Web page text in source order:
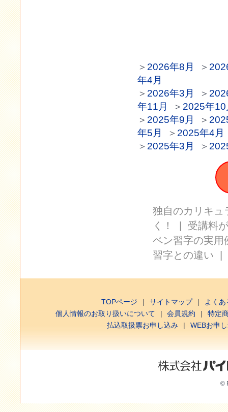
＞ 2026年8月 ＞
年4月
＞ 2026年3月 ＞
年11月
＞ 2025年10
＞ 2025年9月 ＞
年5月
＞ 2025年4月
＞ 2025年3月 ＞
独自のカリキュ
く！
受講料
ペン習字の実用
習字との違い
TOPページ サイトマップ
よく
個人情報のお取り扱いについて
会員規約
特定
払込取扱票お申し込み
WEBお申
©